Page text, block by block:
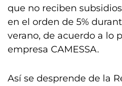
que no reciben
en el orden de 5%
verano, de acuerdo a lo
empresa CAMESSA.
Así se desprende de la